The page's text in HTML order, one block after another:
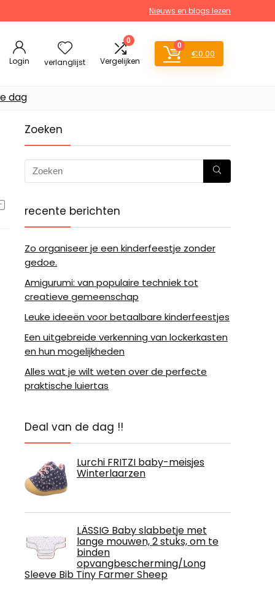
Nieuws en blogs lezen
Login verlanglijst
0
Vergelijken
0
€0.00
dag
Zoeken
recente berichten
Zo organiseer je een kinderfeestje zonder
gedoe.
Amigurumi: van populaire techniek tot
creatieve gemeenschap
Leuke ideeën voor betaalbare kinderfeestjes
Een uitgebreide verkenning van lockerkasten
en hun mogelijkheden
Alles wat je wilt weten over de perfecte
praktische luiertas
Deal van de dag !!
Lurchi FRITZI baby-meisjes
Winterlaarzen
LÄSSIG Baby slabbetje met
lange mouwen, 2 stuks, om te
binden
opvangbescherming/Long
Sleeve Bib Tiny Farmer Sheep